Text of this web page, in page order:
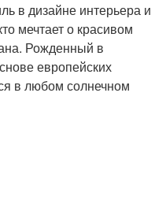
в дизайне интерьера и
мечтает о красивом
Рожденный в
европейских
в любом солнечном